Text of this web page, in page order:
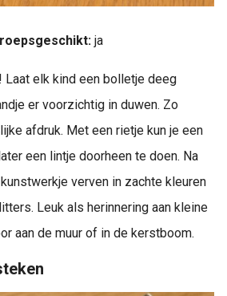
ja
Laat elk kind een bolletje deeg
er voorzichtig in duwen. Zo
afdruk. Met een rietje kun je een
een lintje doorheen te doen. Na
verven in zachte kleuren
Leuk als herinnering aan kleine
aan de muur of in de kerstboom.